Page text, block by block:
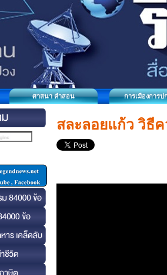
ศาสนา คำสอน การเมืองการป
สละลอยแก้ว วิธี